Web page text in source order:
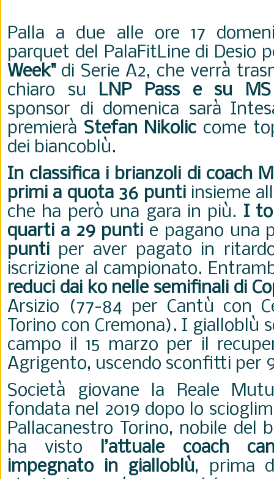
Palla a due alle ore 17
parquet del PalaFitLine di Desio
Week"di Serie A2, che verrà
chiaro su LNP Pass e su MS
sponsor di domenica sarà
premierà Stefan Nikolic come
dei biancoblù.
In classifica i brianzoli di coach
primi a quota 36 puntiinsieme
che ha però una gara in più. I
quarti a 29 punti e pagano una
punti per aver pagato in
iscrizione al campionato.
reduci dai ko nelle semifinali di
Arsizio (77-84 per Cantù con
Torino con Cremona). I gialloblù
campo il 15 marzo per il
Agrigento, uscendo sconfitti per
Società giovane la Reale
fondata nel 2019 dopo lo
Pallacanestro Torino, nobile del
ha visto l’attuale coach
impegnato in gialloblù, prima